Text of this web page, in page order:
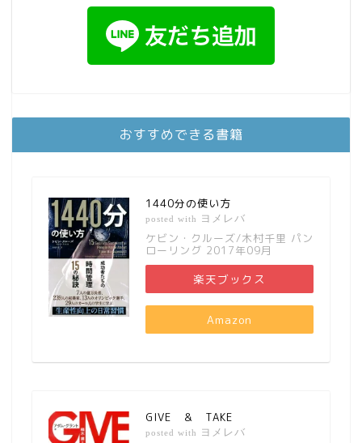
おすすめできる書籍
1440分の使い方
posted with ヨメレバ
ケビン・クルーズ/木村千里 パン
ローリング 2017年09月
楽天ブックス
Amazon
GIVE ＆ TAKE
posted with ヨメレバ